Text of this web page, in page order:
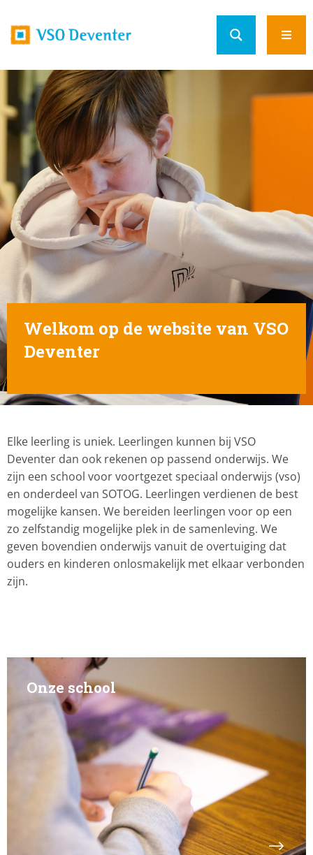
Welkom op de website van VSO
Deventer
Elke leerling is uniek. Leerlingen kunnen bij VSO
Deventer dan ook rekenen op passend onderwijs. We
zijn een school voor voortgezet speciaal onderwijs (vso)
en onderdeel van SOTOG. Leerlingen verdienen de best
mogelijke kansen. We bereiden leerlingen voor op een
zo zelfstandig mogelijke plek in de samenleving. We
geven bovendien onderwijs vanuit de overtuiging dat
ouders en kinderen onlosmakelijk met elkaar verbonden
zijn.
Onze school
Read
more
about
Onze
school